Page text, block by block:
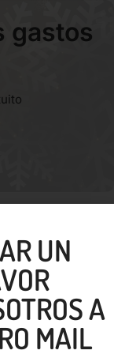
gastos
UN
A
MAIL